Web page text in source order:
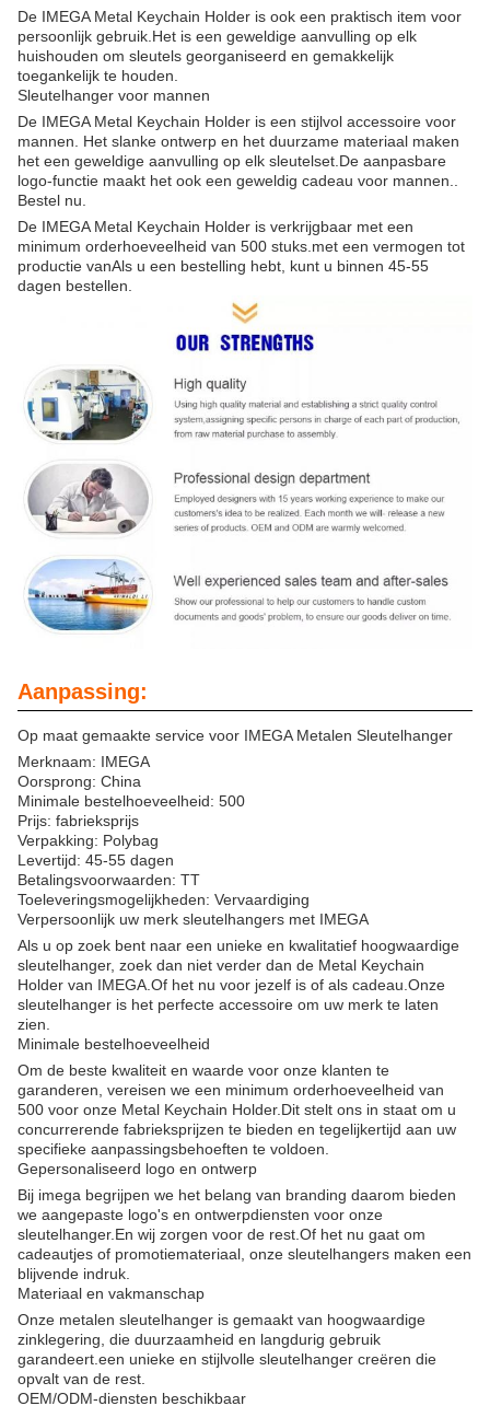
De IMEGA Metal Keychain Holder is ook een praktisch item voor
persoonlijk gebruik.Het is een geweldige aanvulling op elk
huishouden om sleutels georganiseerd en gemakkelijk
toegankelijk te houden.
Sleutelhanger voor mannen
De IMEGA Metal Keychain Holder is een stijlvol accessoire voor
mannen. Het slanke ontwerp en het duurzame materiaal maken
het een geweldige aanvulling op elk sleutelset.De aanpasbare
logo-functie maakt het ook een geweldig cadeau voor mannen..
Bestel nu.
De IMEGA Metal Keychain Holder is verkrijgbaar met een
minimum orderhoeveelheid van 500 stuks.met een vermogen tot
productie vanAls u een bestelling hebt, kunt u binnen 45-55
dagen bestellen.
Aanpassing:
Op maat gemaakte service voor IMEGA Metalen Sleutelhanger
Merknaam: IMEGA
Oorsprong: China
Minimale bestelhoeveelheid: 500
Prijs: fabrieksprijs
Verpakking: Polybag
Levertijd: 45-55 dagen
Betalingsvoorwaarden: TT
Toeleveringsmogelijkheden: Vervaardiging
Verpersoonlijk uw merk sleutelhangers met IMEGA
Als u op zoek bent naar een unieke en kwalitatief hoogwaardige
sleutelhanger, zoek dan niet verder dan de Metal Keychain
Holder van IMEGA.Of het nu voor jezelf is of als cadeau.Onze
sleutelhanger is het perfecte accessoire om uw merk te laten
zien.
Minimale bestelhoeveelheid
Om de beste kwaliteit en waarde voor onze klanten te
garanderen, vereisen we een minimum orderhoeveelheid van
500 voor onze Metal Keychain Holder.Dit stelt ons in staat om u
concurrerende fabrieksprijzen te bieden en tegelijkertijd aan uw
specifieke aanpassingsbehoeften te voldoen.
Gepersonaliseerd logo en ontwerp
Bij imega begrijpen we het belang van branding daarom bieden
we aangepaste logo's en ontwerpdiensten voor onze
sleutelhanger.En wij zorgen voor de rest.Of het nu gaat om
cadeautjes of promotiemateriaal, onze sleutelhangers maken een
blijvende indruk.
Materiaal en vakmanschap
Onze metalen sleutelhanger is gemaakt van hoogwaardige
zinklegering, die duurzaamheid en langdurig gebruik
garandeert.een unieke en stijlvolle sleutelhanger creëren die
opvalt van de rest.
OEM/ODM-diensten beschikbaar